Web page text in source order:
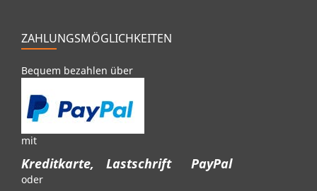
ZAHLUNGSMÖGLICHKEITEN
Bequem bezahlen über
mit
Kreditkarte, Lastschrift PayPal
oder